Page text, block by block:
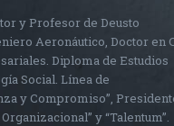
y Profesor de Deusto
Aeronáutico, Doctor en
Diploma de Estudios
Social. Línea de
y Compromiso”,
y “Talentum”.